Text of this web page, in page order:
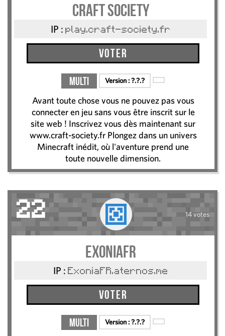
Craft Society
IP : play.craft-society.fr
Voter
Multi Version :?.?.?
Avant toute chose vous ne pouvez pas vous
connecter en jeu sans vous être inscrit sur le
site web ! Inscrivez vous dès maintenant sur
www.craft-society.fr Plongez dans un univers
Minecraft inédit, où l'aventure prend une
toute nouvelle dimension.
22 14 votes
ExoniaFR
IP : ExoniaFR.aternos.me
Voter
Multi Version :?.?.?